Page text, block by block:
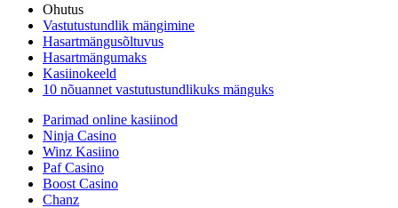
Ohutus
Vastutustundlik mängimine
Hasartmängusõltuvus
Hasartmängumaks
Kasiinokeeld
10 nõuannet vastutustundlikuks mänguks
Parimad online kasiinod
Ninja Casino
Winz Kasiino
Paf Casino
Boost Casino
Chanz